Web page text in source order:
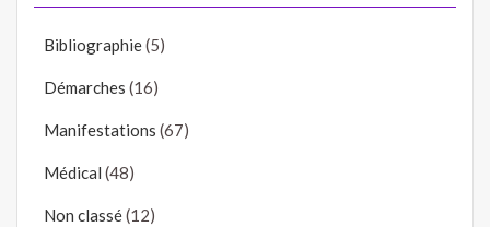
Bibliographie(5)
Démarches (16)
Manifestations (67)
Médical (48)
Non classé(12)